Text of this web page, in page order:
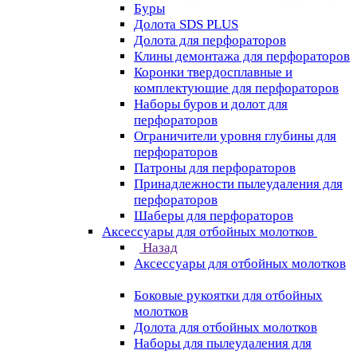
Буры
Долота SDS PLUS
Долота для перфораторов
Клины демонтажа для перфораторов
Коронки твердосплавные и
комплектующие для перфораторов
Наборы буров и долот для
перфораторов
Ограничители уровня глубины для
перфораторов
Патроны для перфораторов
Принадлежности пылеудаления для
перфораторов
Шаберы для перфораторов
Аксессуары для отбойных молотков
Назад
Аксессуары для отбойных молотков
Боковые рукоятки для отбойных
молотков
Долота для отбойных молотков
Наборы для пылеудаления для